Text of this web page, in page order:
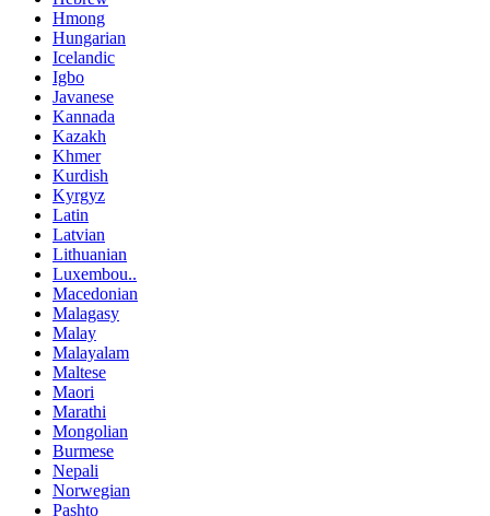
Hmong
Hungarian
Icelandic
Igbo
Javanese
Kannada
Kazakh
Khmer
Kurdish
Kyrgyz
Latin
Latvian
Lithuanian
Luxembou..
Macedonian
Malagasy
Malay
Malayalam
Maltese
Maori
Marathi
Mongolian
Burmese
Nepali
Norwegian
Pashto